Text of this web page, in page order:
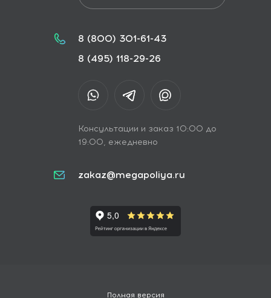
8 (800) 301-61-43
8 (495) 118-29-26
Консультации и заказ 10:00 до
19:00, ежедневно
zakaz@megapoliya.ru
Полная версия